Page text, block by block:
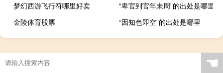
梦幻西游飞行符哪里好卖
“卑官到官年未周”的出处是哪里
金陵体育股票
“因知色即空”的出处是哪里
☚